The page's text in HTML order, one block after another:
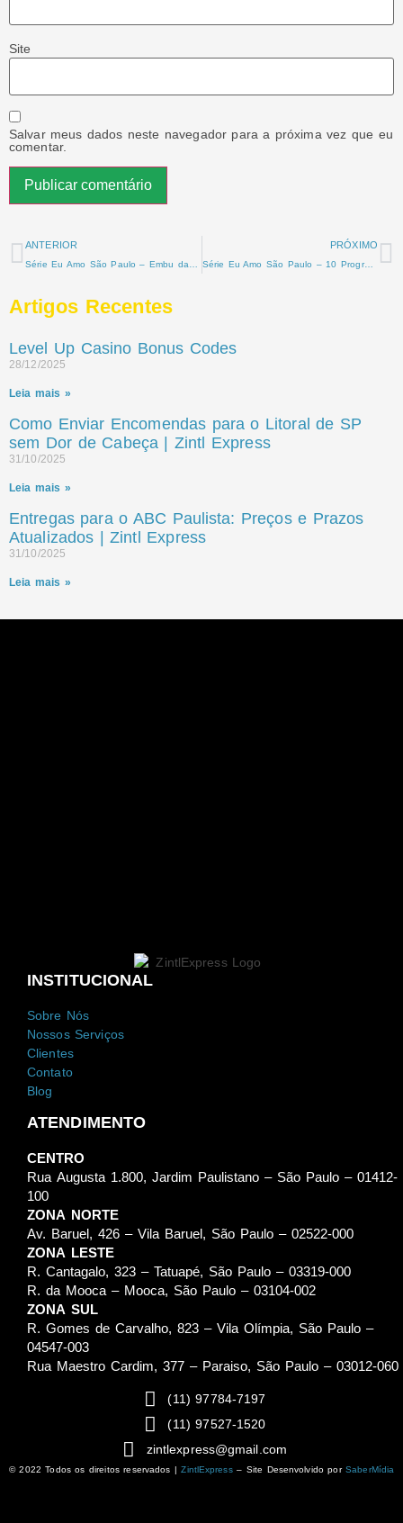
Site
Salvar meus dados neste navegador para a próxima vez que eu
comentar.
ANTERIOR PRÓXIMO
Série Eu Amo São Paulo – 10 Programas Imperdíveis para Casais em São Paulo: Descubra o Romance na Cidade
Artigos Recentes
Level Up Casino Bonus Codes
28/12/2025
Leia mais »
Como Enviar Encomendas para o Litoral de SP
sem Dor de Cabeça | Zintl Express
31/10/2025
Leia mais »
Entregas para o ABC Paulista: Preços e Prazos
Atualizados | Zintl Express
31/10/2025
Leia mais »
INSTITUCIONAL
Sobre Nós
Nossos Serviços
Clientes
Contato
Blog
ATENDIMENTO
CENTRO
Rua Augusta 1.800, Jardim Paulistano – São Paulo – 01412-
100
ZONA NORTE
Av. Baruel, 426 – Vila Baruel, São Paulo – 02522-000
ZONA LESTE
R. Cantagalo, 323 – Tatuapé, São Paulo – 03319-000
R. da Mooca – Mooca, São Paulo – 03104-002
ZONA SUL
R. Gomes de Carvalho, 823 – Vila Olímpia, São Paulo –
04547-003
Rua Maestro Cardim, 377 – Paraiso, São Paulo – 03012-060
(11) 97784-7197
(11) 97527-1520
zintlexpress@gmail.com
© 2022 Todos os direitos reservados |ZintlExpress– Site Desenvolvido porSaberMídia